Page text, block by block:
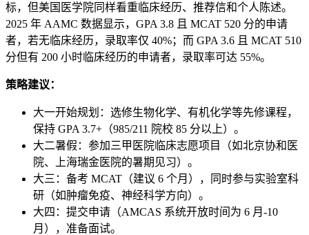
标，但美国医学院同样看重临床经历、推荐信和个人陈述。
2025 年 AAMC 数据显示，GPA 3.8 且 MCAT 520 分的申请
者，若无临床经历，录取率仅 40%；而 GPA 3.6 且 MCAT 510
分但有 200 小时临床经历的申请者，录取率可达 55%。
策略建议：
大一开始规划：选修生物化学、有机化学等先修课程，
保持 GPA 3.7+（985/211 院校 85 分以上）。
大二暑假：参加三甲医院临床志愿项目（如北京协和医
院、上海瑞金医院的暑期见习）。
大三：备考 MCAT（建议 6 个月），同时参与实验室科
研（如肿瘤免疫、神经科学方向）。
大四：提交申请（AMCAS 系统开放时间为 6 月-10
月），准备面试。